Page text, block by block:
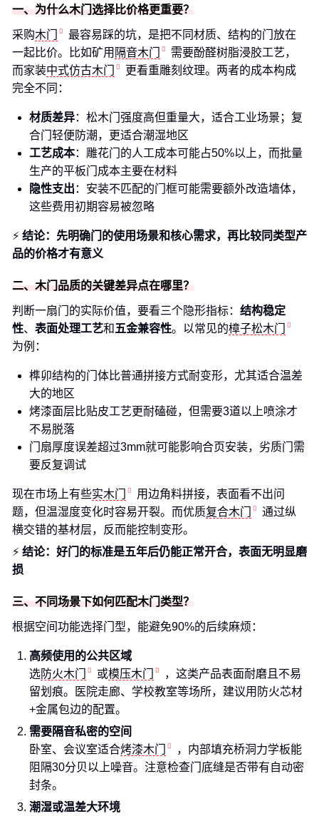
一、为什么木门选择比价格更重要？
采购木门
最容易踩的坑，是把不同材质、结构的门放在
一起比价。比如矿用 隔音木门
需要酚醛树脂浸胶工艺，
而家装中式仿古木门
更看重雕刻纹理。两者的成本构成
完全不同：
材质差异：松木门强度高但重量大，适合工业场景；复
合门轻便防潮，更适合潮湿地区
工艺成本：雕花门的人工成本可能占50%以上，而批量
生产的平板门成本主要在材料
隐性支出 ：安装不匹配的门框可能需要额外改造墙体，
这些费用初期容易被忽略
⚡ 结论：先明确门的使用场景和核心需求，再比较同类型产
品的价格才有意义
二、木门品质的关键差异点在哪里？
判断一扇门的实际价值，要看三个隐形指标： 结构稳定
性、 表面处理工艺和 五金兼容性。以常见的樟子松木门
为例：
榫卯结构的门体比普通拼接方式耐变形，尤其适合温差
大的地区
烤漆面层比贴皮工艺更耐磕碰，但需要3道以上喷涂才
不易脱落
门扇厚度误差超过3mm就可能影响合页安装，劣质门需
要反复调试
现在市场上有些实木门
用边角料拼接，表面看不出问
题，但温湿度变化时容易开裂。而优质复合木门
通过纵
横交错的基材层，反而能控制变形。
⚡ 结论：好门的标准是五年后仍能正常开合，表面无明显磨
损
三、不同场景下如何匹配木门类型？
根据空间功能选择门型，能避免90%的后续麻烦：
高频使用的公共区域
选防火木门 或模压木门
，这类产品表面耐磨且不易
留划痕。医院走廊、学校教室等场所，建议用防火芯材
+金属包边的配置。
需要隔音私密的空间
卧室、会议室适合烤漆木门
，内部填充桥洞力学板能
阻隔30分贝以上噪音。注意检查门底缝是否带有自动密
封条。
潮湿或温差大环境